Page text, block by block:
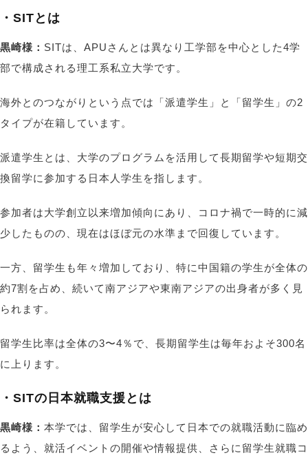
・SITとは
黒崎様： SITは、APUさんとは異なり工学部を中心とした4学
部で構成される理工系私立大学です。
海外とのつながりという点では「派遣学生」と「留学生」の2
タイプが在籍しています。
派遣学生とは、大学のプログラムを活用して長期留学や短期交
換留学に参加する日本人学生を指します。
参加者は大学創立以来増加傾向にあり、コロナ禍で一時的に減
少したものの、現在はほぼ元の水準まで回復しています。
一方、留学生も年々増加しており、特に中国籍の学生が全体の
約7割を占め、続いて南アジアや東南アジアの出身者が多く見
られます。
留学生比率は全体の3〜4％で、長期留学生は毎年およそ300名
に上ります。
・SITの日本就職支援とは
黒崎様： 本学では、留学生が安心して日本での就職活動に臨め
るよう、就活イベントの開催や情報提供、さらに留学生就職コ